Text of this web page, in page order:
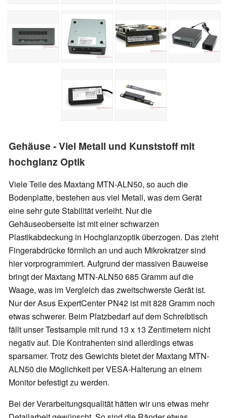
Gehäuse - Viel Metall und Kunststoff mit
hochglanz Optik
Viele Teile des Maxtang MTN-ALN50, so auch die
Bodenplatte, bestehen aus viel Metall, was dem Gerät
eine sehr gute Stabilität verleiht. Nur die
Gehäuseoberseite ist mit einer schwarzen
Plastikabdeckung in Hochglanzoptik überzogen. Das zieht
Fingerabdrücke förmlich an und auch Mikrokratzer sind
hier vorprogrammiert. Aufgrund der massiven Bauweise
bringt der Maxtang MTN-ALN50 685 Gramm auf die
Waage, was im Vergleich das zweitschwerste Gerät ist.
Nur der Asus ExpertCenter PN42 ist mit 828 Gramm noch
etwas schwerer. Beim Platzbedarf auf dem Schreibtisch
fällt unser Testsample mit rund 13 x 13 Zentimetern nicht
negativ auf. Die Kontrahenten sind allerdings etwas
sparsamer. Trotz des Gewichts bietet der Maxtang MTN-
ALN50 die Möglichkeit per VESA-Halterung an einem
Monitor befestigt zu werden.
Bei der Verarbeitungsqualität hätten wir uns etwas mehr